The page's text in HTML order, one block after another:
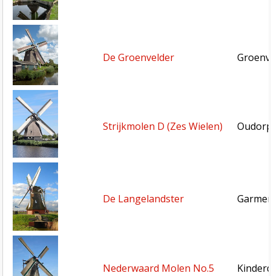
De Groenvelder
Strijkmolen D (Zes Wielen)
De Langelandster
Nederwaard Molen No.5